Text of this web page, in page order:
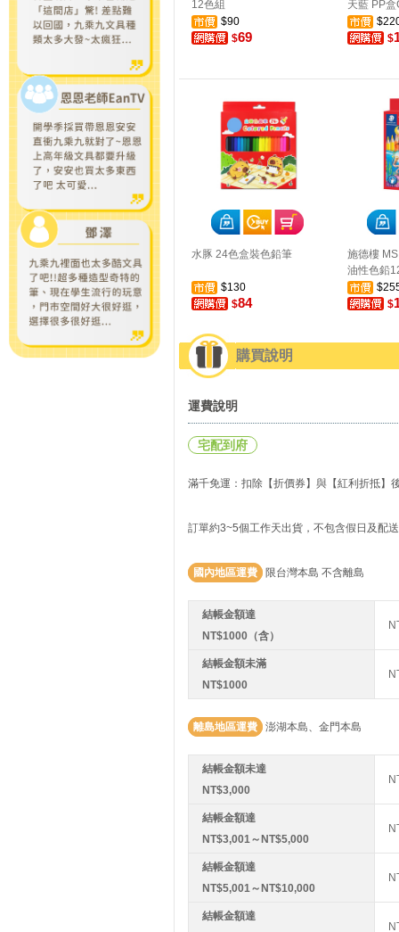
12色組
$90
$69
天藍 PP
$
水豚 24色盒裝色鉛筆
$130
$84
施德樓
油性色鉛
$
購買說明
運費說明
宅配到府
滿千免運：扣除【折價券】與【紅利折抵】
訂單約3~5個工作天出貨，不包含假日及配
國內地區運費 限台灣本島 不含離島
結帳金額達
NT$1000（含）
結帳金額未滿
NT$1000
離島地區運費 澎湖本島、金門本島
結帳金額未達
NT$3,000
結帳金額達
NT$3,001～NT$5,000
結帳金額達
NT$5,001～NT$10,000
結帳金額達